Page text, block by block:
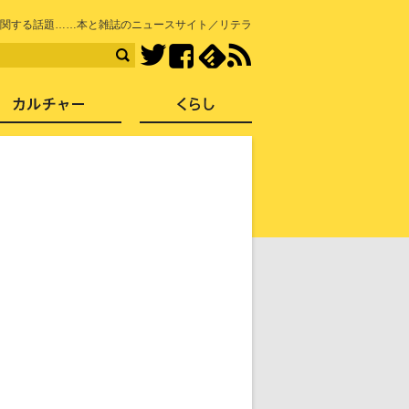
する話題……本と雑誌のニュースサイト／リテラ
TwitterFacebook
社会